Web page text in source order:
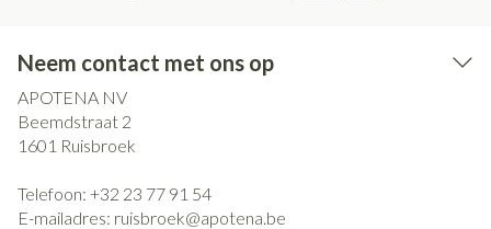
Neem contact met ons op
APOTENA NV
Beemdstraat 2
1601 Ruisbroek
Telefoon: +32 23 77 91 54
E-mailadres: ruisbroek@apotena.be